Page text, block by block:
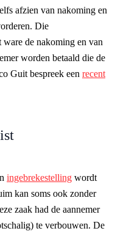
afzien van nakoming en
Die
ware de nakoming en van
worden betaald die de
Guit bespreek een recent
ingebrekestelling wordt
kan soms ook zonder
zaak had de aannemer
te verbouwen. De